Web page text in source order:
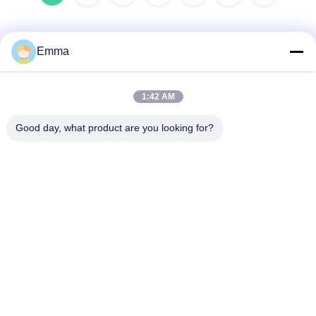
Szybki kontakt
No. 280 WanXing Avenue Longhu.Wschodnia strefa
Emma
1:42 AM
Good day, what product are you looking for?